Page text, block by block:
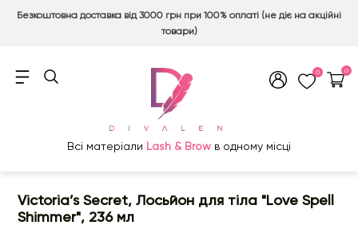
Безкоштовна доставка від 3000 грн при 100% оплаті (не діє на акційні
товари)
0 0
Всі матеріали Lash & Brow в одному місці
Victoria’s Secret, Лосьйон для тіла "Love Spell
Shimmer", 236 мл